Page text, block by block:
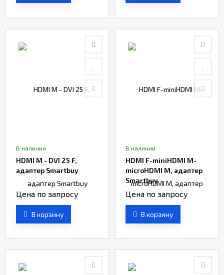
В наличии
HDMI M - DVI 25 F,
адаптер Smartbuy
Цена по запросу
В корзину
В наличии
HDMI F-miniHDMI M-
microHDMI M, адаптер
Smartbuy
Цена по запросу
В корзину